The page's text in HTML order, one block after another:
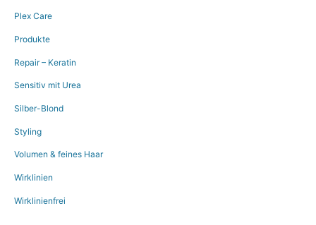
Plex Care
Produkte
Repair – Keratin
Sensitiv mit Urea
Silber-Blond
Styling
Volumen & feines Haar
Wirklinien
Wirklinienfrei